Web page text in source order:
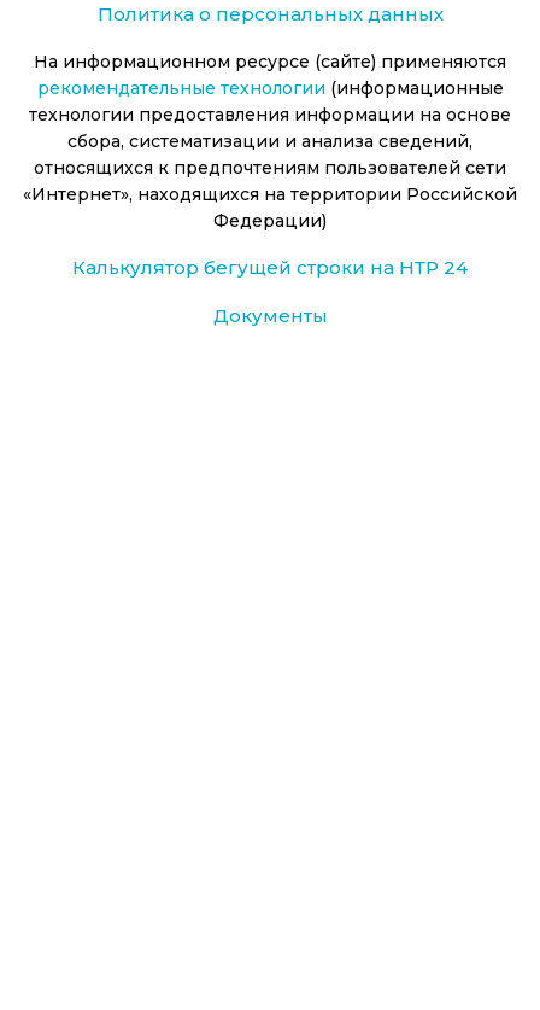
Политика о персональных данных
На информационном ресурсе (сайте) применяются
рекомендательные технологии (информационные
технологии предоставления информации на основе
сбора, систематизации и анализа сведений,
относящихся к предпочтениям пользователей сети
«Интернет», находящихся на территории Российской
Федерации)
Калькулятор бегущей строки на НТР 24
Документы